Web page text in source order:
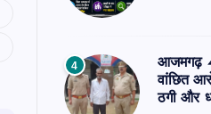
4
आजमगढ़
वांछित
ठगी और